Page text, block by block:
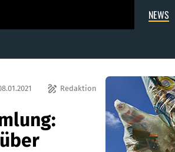
NEWS
draw Redaktion